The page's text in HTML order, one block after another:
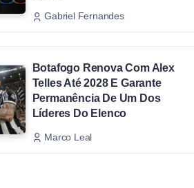
Gabriel Fernandes
Botafogo Renova Com Alex
Telles Até 2028 E Garante
Permanência De Um Dos
Líderes Do Elenco
Marco Leal